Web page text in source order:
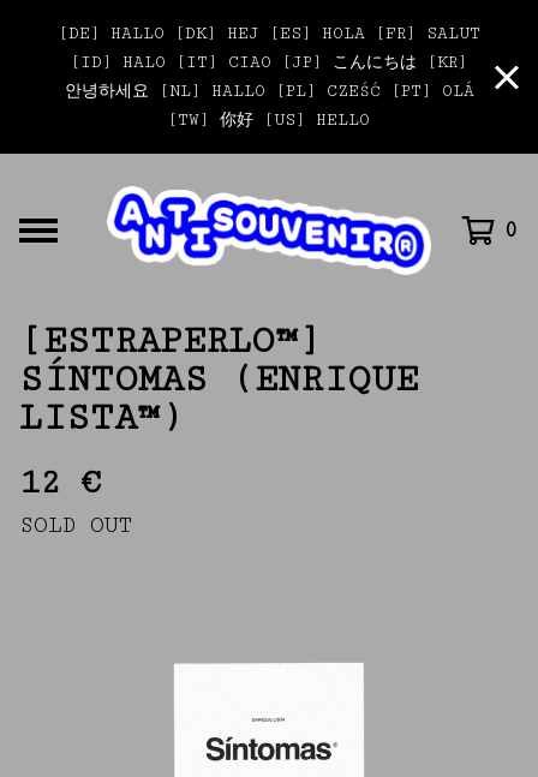
[DE] HALLO [DK] HEJ [ES] HOLA [FR] SALUT
[ID] HALO [IT] CIAO [JP] こんにちは [KR]
안녕하세요 [NL] HALLO [PL] CZEŚĆ [PT] OLÁ
[TW] 你好 [US] HELLO
0
[ESTRAPERLO™]
SÍNTOMAS (ENRIQUE
LISTA™)
12 €
SOLD OUT